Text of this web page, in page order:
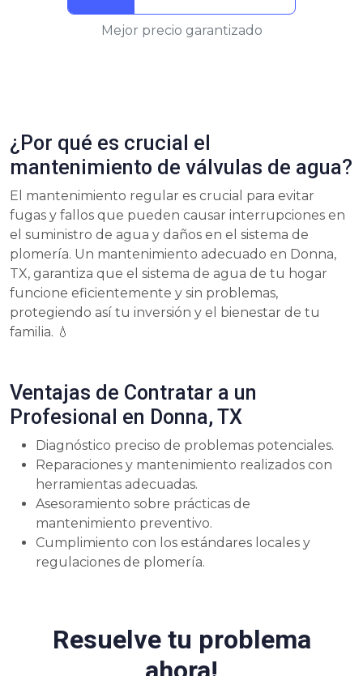
Mejor precio garantizado
¿Por qué es crucial el
mantenimiento de válvulas de agua?
El mantenimiento regular es crucial para evitar
fugas y fallos que pueden causar interrupciones en
el suministro de agua y daños en el sistema de
plomería. Un mantenimiento adecuado en Donna,
TX, garantiza que el sistema de agua de tu hogar
funcione eficientemente y sin problemas,
protegiendo así tu inversión y el bienestar de tu
familia. 💧
Ventajas de Contratar a un
Profesional en Donna, TX
Diagnóstico preciso de problemas potenciales.
Reparaciones y mantenimiento realizados con
herramientas adecuadas.
Asesoramiento sobre prácticas de
mantenimiento preventivo.
Cumplimiento con los estándares locales y
regulaciones de plomería.
Resuelve tu problema